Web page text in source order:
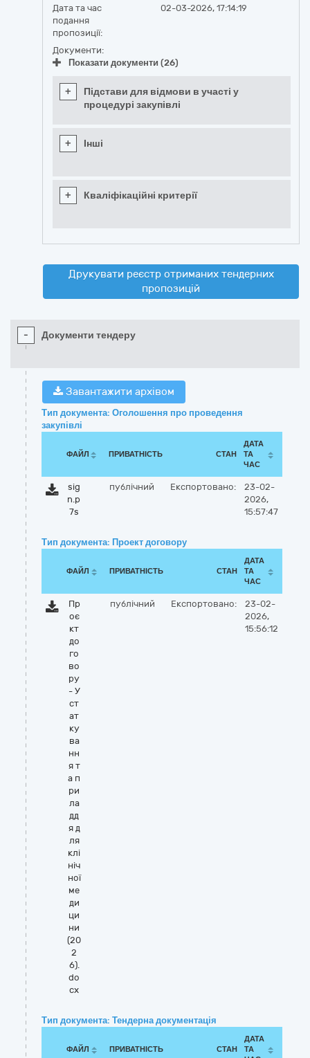
Дата та час
подання
пропозиції:
02-03-2026, 17:14:19
Документи:
Показати документи (26)
+
Підстави для відмови в участі у
процедурі закупівлі
+ Інші
+ Кваліфікаційні критерії
Друкувати реєстр отриманих тендерних
пропозицій
- Документи тендеру
Завантажити архівом
Тип документа: Оголошення про проведення
закупівлі
ФАЙЛ ПРИВАТНІСТЬ СТАН
ДАТА
ТА
ЧАС
sig
n.p
7s
публічний Експортовано:
23-02-
2026,
15:57:47
Тип документа: Проект договору
ФАЙЛ ПРИВАТНІСТЬ СТАН
ДАТА
ТА
ЧАС
Пр
оє
кт
до
го
во
ру
- У
ст
ат
ку
ва
нн
я т
а п
ри
ла
дд
я д
ля
клі
ніч
ної
ме
ди
ци
ни
(20
2
6).
do
cx
публічний Експортовано:
23-02-
2026,
15:56:12
Тип документа: Тендерна документація
ФАЙЛ ПРИВАТНІСТЬ СТАН
ДАТА
ТА